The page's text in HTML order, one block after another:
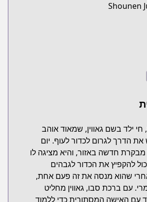
Shounen
ילד בשם גאווין, שמאוד אוהב
הדרך לגרום לכדור לעוף. יום
חדשה באזור, והיא מציגה לו
להקפיץ את הכדור לגבהים
שהוא מנסה את זה פעם אחת,
עם ברכת סבו, גאווין מחליט
עם האישה המסתורית כדי ללמוד